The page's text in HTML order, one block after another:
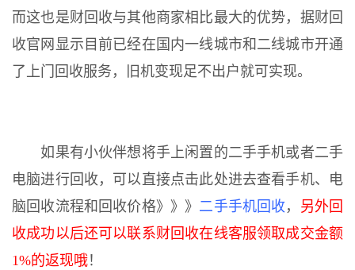
而这也是财回收与其他商家相比最大的优势，据财回
收官网显示目前已经在国内一线城市和二线城市开通
了上门回收服务，旧机变现足不出户就可实现。
如果有小伙伴想将手上闲置的二手手机或者二手
电脑进行回收，可以直接点击此处进去查看手机、电
脑回收流程和回收价格》》》 二手手机回收， 另外回
收成功以后还可以联系财回收在线客服领取成交金额
1%的返现哦！